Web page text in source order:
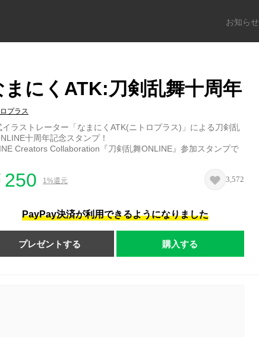
お知らせ
まにくATK:刀剣乱舞十周年
プラス
イラストレーター「なまにくATK(ニトロプラス)」による刀剣乱
十周年記念スタンプ！
Creators Collaboration『刀剣乱舞ONLINE』参加スタンプで
250 1%還元 3,572
PayPay決済が利用できるようになりました
プレゼントする 購入する